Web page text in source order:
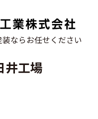
ならお任せください
工場